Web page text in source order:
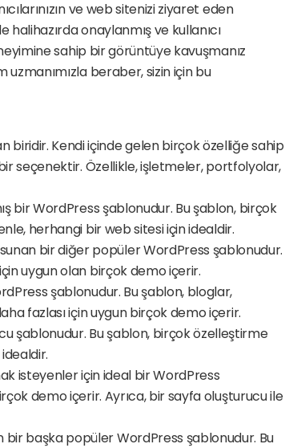
ve web sitenizi ziyaret eden
halihazırda onaylanmış ve kullanıcı
sahip bir görüntüye kavuşmanız
beraber, sizin için bu
biridir. Kendi içinde gelen birçok özelliğe sahip
seçenektir. Özellikle, işletmeler, portfolyolar,
bir WordPress şablonudur. Bu şablon, birçok
herhangi bir web sitesi için idealdir.
bir diğer popüler WordPress şablonudur.
uygun olan birçok demo içerir.
şablonudur. Bu şablon, bloglar,
fazlası için uygun birçok demo içerir.
şablonudur. Bu şablon, birçok özelleştirme
isteyenler için ideal bir WordPress
demo içerir. Ayrıca, bir sayfa oluşturucu ile
bir başka popüler WordPress şablonudur. Bu